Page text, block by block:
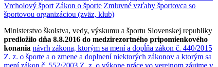
Vrcholový šport Zákon o športe Zmluvné vzťahy športovca so
športovou organizáciou (zväz, klub)
Ministerstvo školstva, vedy, výskumu a športu Slovenskej republiky
predložilo dňa 8.8.2016 do medzirezortného pripomienkového
konania návrh zákona, ktorým sa mení a dopĺňa zákon č. 440/2015
Z. z. o športe a o zmene a doplnení niektorých zákonov a ktorým sa